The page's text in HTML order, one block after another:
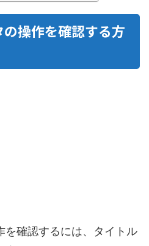
操作を確認する方
を確認するには、タイトル